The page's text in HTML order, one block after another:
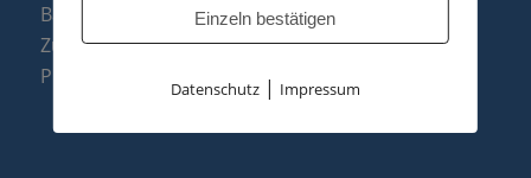
Baugruppen
Zubehör & Ersatzteile
Produktzusammenfassung
Einzeln bestätigen
Datenschutz| Impressum